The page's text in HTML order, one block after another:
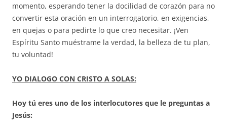
momento, esperando tener la docilidad de corazón para no
convertir esta oración en un interrogatorio, en exigencias,
en quejas o para pedirte lo que creo necesitar. ¡Ven
Espíritu Santo muéstrame la verdad, la belleza de tu plan,
tu voluntad!
YO DIALOGO CON CRISTO A SOLAS:
Hoy tú eres uno de los interlocutores que le preguntas a
Jesús: